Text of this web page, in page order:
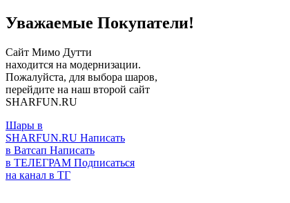
Уважаемые Покупатели!
Сайт Мимо Дутти
находится на модернизации.
Пожалуйста, для выбора шаров,
перейдите на наш второй сайт
SHARFUN.RU
Шары в
SHARFUN.RU Написать
в Ватсап Написать
в ТЕЛЕГРАМ Подписаться
на канал в ТГ